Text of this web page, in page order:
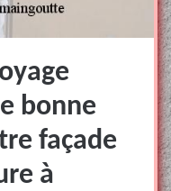
bonne
façade
à